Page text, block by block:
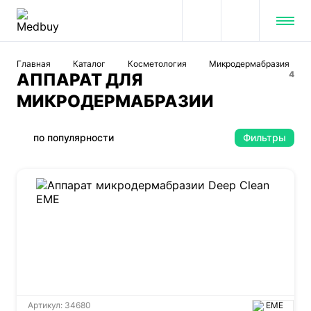
Главная Каталог Косметология Микродермабразия
АППАРАТ ДЛЯ
МИКРОДЕРМАБРАЗИИ
4
по популярности Фильтры
Артикул: 34680 EME